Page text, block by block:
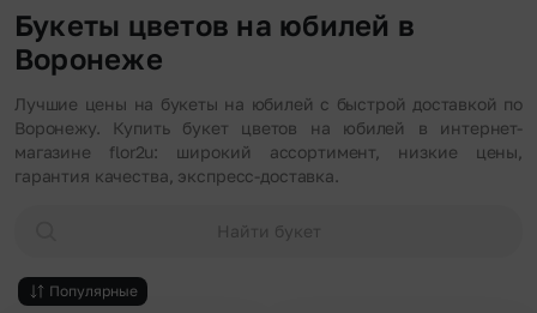
Букеты цветов на юбилей в
Воронеже
Лучшие цены на букеты на юбилей с быстрой доставкой по
Воронежу. Купить букет цветов на юбилей в интернет-
магазине flor2u: широкий ассортимент, низкие цены,
гарантия качества, экспресс-доставка.
Найти букет
Популярные